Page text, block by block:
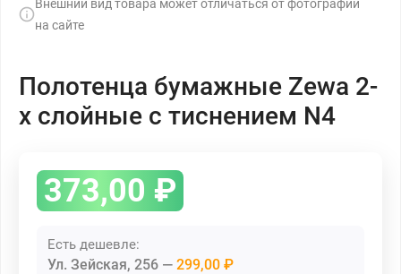
Внешний вид товара может отличаться от фотографий
на сайте
Полотенца бумажные Zewa 2-
х слойные с тиснением N4
373,00 ₽
Есть дешевле:
Ул. Зейская, 256 299,00 ₽